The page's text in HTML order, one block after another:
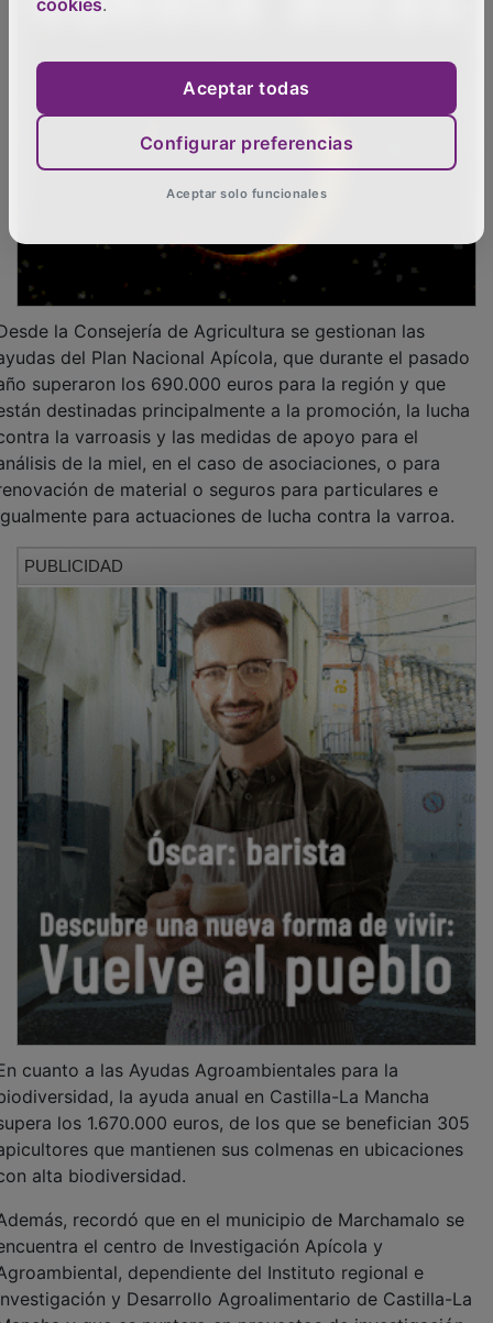
del Plan Nacional Apícola, que durante el pasado
superaron los 690.000 euros para la región y que
destinadas principalmente a la promoción, la lucha
la varroasis y las medidas de apoyo para el
de la miel, en el caso de asociaciones, o para
de material o seguros para particulares e
para actuaciones de lucha contra la varroa.
la ayuda anual en Castilla-La Mancha
los 1.670.000 euros, de los que se benefician 305
que mantienen sus colmenas en ubicaciones
alta biodiversidad.
el centro de Investigación Apícola y
dependiente del Instituto regional e
y Desarrollo Agroalimentario de Castilla-La
y que es puntero en proyectos de investigación
cookies.
Aceptar todas
Configurar preferencias
Aceptar solo funcionales